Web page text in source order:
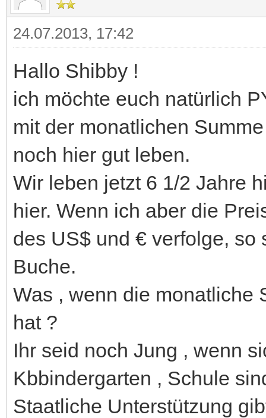
24.07.2013, 17:42
Hallo Shibby !
ich möchte euch natürlich
mit der monatlichen
noch hier gut leben.
Wir leben jetzt 6 1/2 Jahre
hier. Wenn ich aber die
des US$ und € verfolge,
Buche.
Was , wenn die monatliche
hat ?
Ihr seid noch Jung , wenn
Kbbindergarten , Schule
Staatliche Unterstützung